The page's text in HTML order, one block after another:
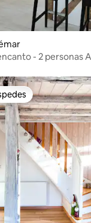
- 2 personas